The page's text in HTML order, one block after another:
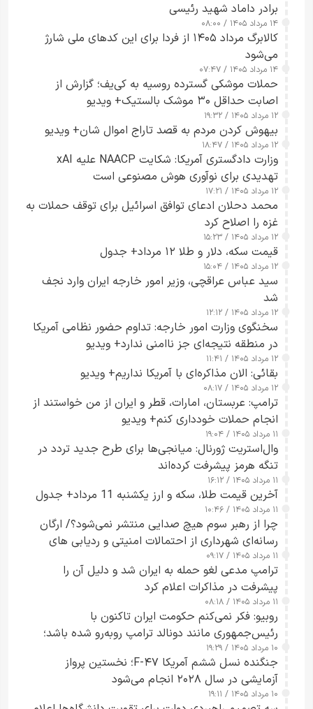
برادر داماد شهید رئیسی
۱۴ مرداد ۱۴۰۵ / ۰۸:۰۰
کالابرگ مرداد ۱۴۰۵ از فردا برای این کدهای ملی شارژ
می‌شود
۱۴ مرداد ۱۴۰۵ / ۰۷:۴۷
حملات موشکی گسترده روسیه به کی‌یف؛ گزارش از
اصابت حداقل ۳۰ موشک بالستیک+ ویدیو
۱۲ مرداد ۱۴۰۵ / ۱۹:۳۲
بیهوش کردن مردم به قصد تاراج اموال شان+ ویدیو
۱۲ مرداد ۱۴۰۵ / ۱۸:۴۷
وزارت دادگستری آمریکا: شکایت NAACP علیه xAI
تهدیدی برای نوآوری هوش مصنوعی است
۱۲ مرداد ۱۴۰۵ / ۱۷:۲۱
محمد دحلان ادعای توافق اسرائیل برای توقف حملات به
غزه را اصلاح کرد
۱۲ مرداد ۱۴۰۵ / ۱۵:۲۳
قیمت سکه، دلار و طلا ۱۲ مرداد+ جدول
۱۲ مرداد ۱۴۰۵ / ۱۵:۰۴
سید عباس عراقچی، وزیر امور خارجه ایران وارد نجف
شد
۱۲ مرداد ۱۴۰۵ / ۱۲:۱۲
سخنگوی وزارت امور خارجه: تداوم حضور نظامی آمریکا
در منطقه نتیجه‌ای جز ناامنی ندارد+ ویدیو
۱۲ مرداد ۱۴۰۵ / ۱۱:۴۱
بقائی: الان مذاکره‌ای با آمریکا نداریم+ ویدیو
۱۲ مرداد ۱۴۰۵ / ۰۸:۱۷
ترامپ: عربستان، امارات، قطر و ایران از من خواستند از
انجام حملات خودداری کنم+ ویدیو
۱۱ مرداد ۱۴۰۵ / ۱۹:۰۴
وال‌استریت ژورنال: میانجی‌ها برای طرح جدید تردد در
تنگه هرمز پیشرفت کرده‌اند
۱۱ مرداد ۱۴۰۵ / ۱۶:۱۲
آخرین قیمت طلا، سکه و ارز یکشنبه 11 مرداد+ جدول
۱۱ مرداد ۱۴۰۵ / ۱۰:۴۶
چرا از رهبر سوم هیچ صدایی منتشر نمی‌شود؟/ ارگان
رسانه‌ای شهرداری از احتمالات امنیتی و ردیابی های
جاسوسی گفت
۱۱ مرداد ۱۴۰۵ / ۰۹:۱۷
ترامپ مدعی لغو حمله به ایران شد و دلیل آن را
پیشرفت در مذاکرات اعلام کرد
۱۱ مرداد ۱۴۰۵ / ۰۸:۱۸
روبیو: فکر نمی‌کنم حکومت ایران تاکنون با
رئیس‌جمهوری مانند دونالد ترامپ روبه‌رو شده باشد؛
کسی که واقعاً دست به اقدام می‌زند
۱۰ مرداد ۱۴۰۵ / ۱۹:۲۹
جنگنده نسل ششم آمریکا F-۴۷؛ نخستین پرواز
آزمایشی در سال ۲۰۲۸ انجام می‌شود
۱۰ مرداد ۱۴۰۵ / ۱۹:۱۱